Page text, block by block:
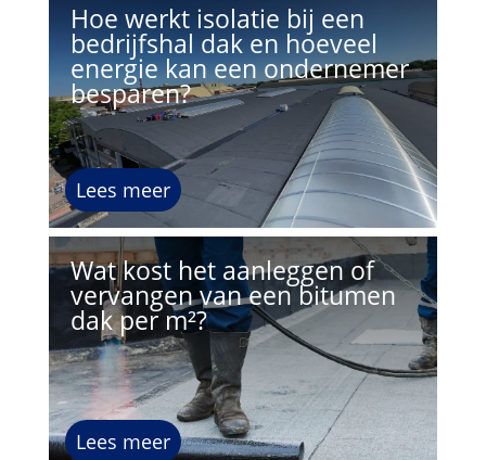
Hoe werkt isolatie bij een
bedrijfshal dak en hoeveel
energie kan een ondernemer
besparen?
Lees meer
Wat kost het aanleggen of
vervangen van een bitumen
dak per m²?
Lees meer